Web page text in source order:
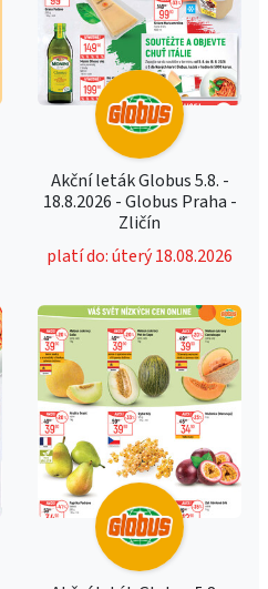
Akční leták Globus 5.8. -
18.8.2026 - Globus Praha -
Zličín
platí do: úterý 18.08.2026